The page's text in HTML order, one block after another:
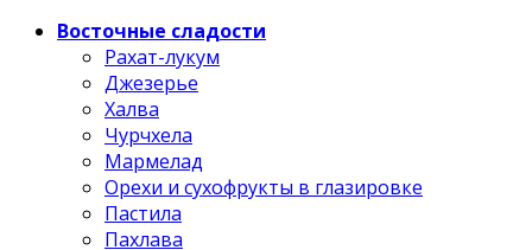
Восточные сладости
Рахат-лукум
Джезерье
Халва
Чурчхела
Мармелад
Орехи и сухофрукты в глазировке
Пастила
Пахлава